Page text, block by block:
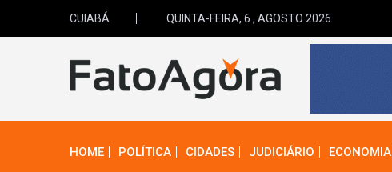
CUIABÁ QUINTA-FEIRA, 6 , AGOSTO 2026
HOME POLÍTICA CIDADES JUDICIÁRIO ECONOMIA